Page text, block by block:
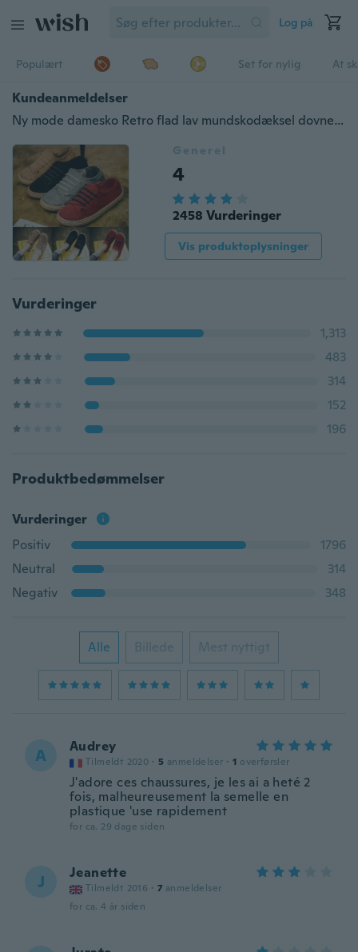
Log på
Populært Set for nylig At
Kundeanmeldelser
Ny mode damesko Retro flad lav mundskodæksel dovne afslappede sko
Generel
4
2458 Vurderinger
Vis produktoplysninger
Vurderinger
1,313
483
314
152
196
Produktbedømmelser
Vurderinger
Positiv
1796
Neutral
314
Negativ
348
Alle Billede Mest nyttigt
A Audrey
Tilmeldt 2020 · 5 anmeldelser · 1 overførsler
J'adore ces chaussures, je les ai a heté 2
fois, malheureusement la semelle en
plastique 'use rapidement
for ca. 29 dage siden
J Jeanette
Tilmeldt 2016 · 7 anmeldelser
for ca. 4 år siden